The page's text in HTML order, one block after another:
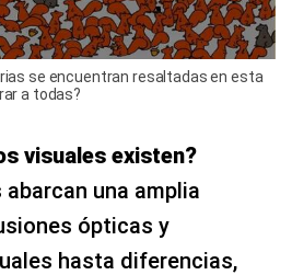
se encuentran resaltadas en esta
a todas?
visuales existen?
una amplia
ópticas y
hasta diferencias,